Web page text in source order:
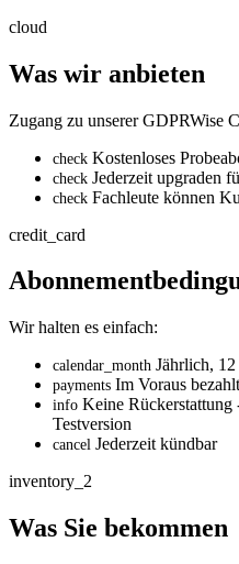
cloud
Was wir anbieten
Zugang zu unserer GDPRWise
check Kostenloses
check Jederzeit upgraden
check Fachleute können
credit_card
Wir halten es einfach:
calendar_month Jährlich,
payments Im Voraus
info Keine Rückerstattung
Testversion
cancel Jederzeit kündbar
inventory_2
Was Sie bekommen